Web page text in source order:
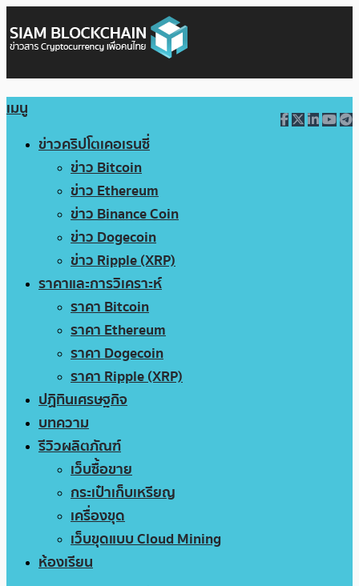
เมนู
ข่าวคริปโตเคอเรนซี่
ข่าว Bitcoin
ข่าว Ethereum
ข่าว Binance Coin
ข่าว Dogecoin
ข่าว Ripple (XRP)
ราคาและการวิเคราะห์
ราคา Bitcoin
ราคา Ethereum
ราคา Dogecoin
ราคา Ripple (XRP)
ปฏิทินเศรษฐกิจ
บทความ
รีวิวผลิตภัณฑ์
เว็บซื้อขาย
กระเป๋าเก็บเหรียญ
เครื่องขุด
เว็บขุดแบบ Cloud Mining
ห้องเรียน